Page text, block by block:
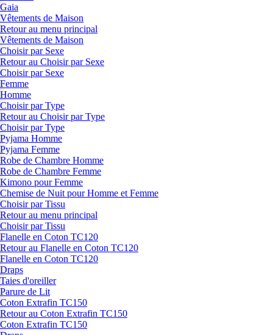
Gaia
Vêtements de Maison
Retour au menu principal
Vêtements de Maison
Choisir par Sexe
Retour au Choisir par Sexe
Choisir par Sexe
Femme
Homme
Choisir par Type
Retour au Choisir par Type
Choisir par Type
Pyjama Homme
Pyjama Femme
Robe de Chambre Homme
Robe de Chambre Femme
Kimono pour Femme
Chemise de Nuit pour Homme et Femme
Choisir par Tissu
Retour au menu principal
Choisir par Tissu
Flanelle en Coton TC120
Retour au Flanelle en Coton TC120
Flanelle en Coton TC120
Draps
Taies d'oreiller
Parure de Lit
Coton Extrafin TC150
Retour au Coton Extrafin TC150
Coton Extrafin TC150